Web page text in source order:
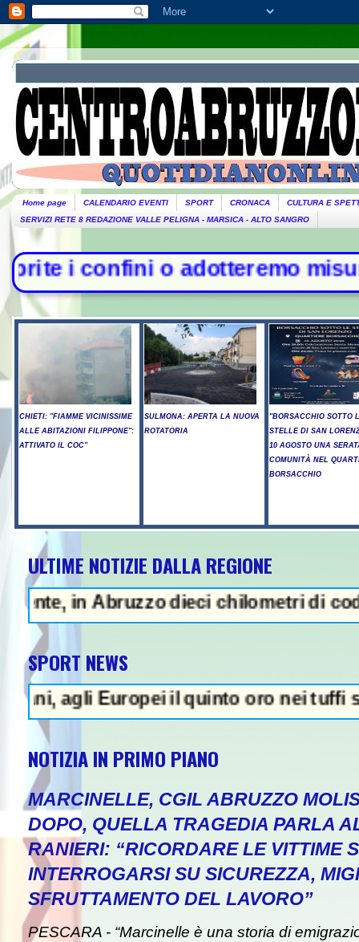
Home page CALENDARIO EVENTI SPORT CRONACA
CULTURA E
SERVIZI RETE 8 REDAZIONE VALLE PELIGNA - MARSICA - ALTO SANGRO
o adotteremo misure".
CHIETI: "FIAMME VICINISSIME
ALLE ABITAZIONI FILIPPONE":
ATTIVATO IL COC"
SULMONA: APERTA LA NUOVA
ROTATORIA
"BORSACCHIO SOTTO
STELLE DI SAN
10 AGOSTO UNA
COMUNITÀ NEL
BORSACCHIO
ULTIME NOTIZIE DALLA REGIONE
Abruzzo dieci chilometri di coda -
SPORT NEWS
Europei il quinto oro nei tuffi sincro
NOTIZIA IN PRIMO PIANO
MARCINELLE, CGIL ABRUZZO
DOPO, QUELLA TRAGEDIA PARLA
RANIERI: “RICORDARE LE VITTIME
INTERROGARSI SU SICUREZZA,
SFRUTTAMENTO DEL LAVORO”
PESCARA - “Marcinelle è una storia di